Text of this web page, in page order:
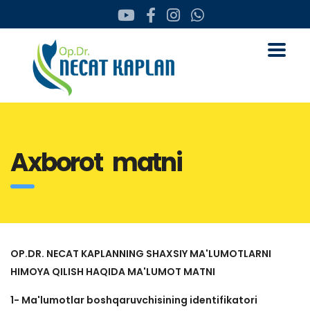
Axborot matni
OP.DR. NECAT KAPLANNING SHAXSIY MA'LUMOTLARNI
HIMOYA QILISH HAQIDA MA'LUMOT MATNI
1- Ma'lumotlar boshqaruvchisining identifikatori